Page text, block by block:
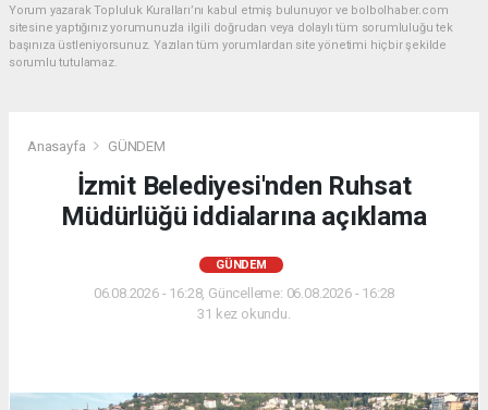
Yorum yazarak Topluluk Kuralları’nı kabul etmiş bulunuyor ve bolbolhaber.com
sitesine yaptığınız yorumunuzla ilgili doğrudan veya dolaylı tüm sorumluluğu tek
başınıza üstleniyorsunuz. Yazılan tüm yorumlardan site yönetimi hiçbir şekilde
sorumlu tutulamaz.
Anasayfa GÜNDEM
İzmit Belediyesi'nden Ruhsat
Müdürlüğü iddialarına açıklama
GÜNDEM
06.08.2026 - 16:28, Güncelleme: 06.08.2026 - 16:28
31 kez okundu.